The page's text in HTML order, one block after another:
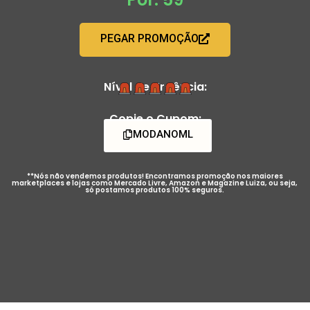
PEGAR PROMOÇÃO
Nível de Urgência:
Copie o Cupom:
MODANOML
**Nós não vendemos produtos! Encontramos promoção nos maiores
marketplaces e lojas como Mercado Livre, Amazon e Magazine Luiza, ou seja,
só postamos produtos 100% seguros.